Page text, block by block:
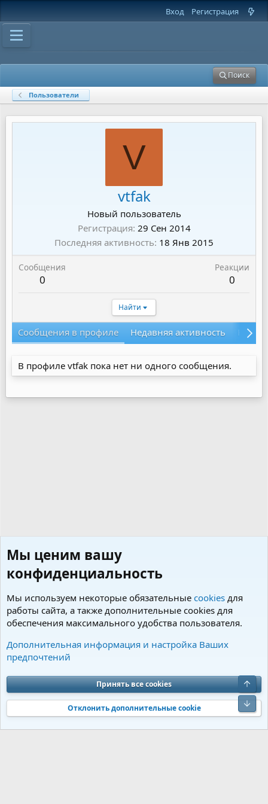
Вход Регистрация
Поиск
Пользователи
V
vtfak
Новый пользователь
Регистрация 29 Сен 2014
Последняя активность 18 Янв 2015
Сообщения
0
Реакции
0
Найти
Сообщения в профиле Недавняя активность
В профиле vtfak пока нет ни одного сообщения.
Пользователи
Cookies Charm by DCom
Обратная связь
Условия и правила
Политика конфиденциальности
Помощь
S
S
Community platform by XenForo® © 2010-2026 XenForo Ltd. Перевод от
Jumuro®|Media embeds via s9e/MediaSites
Мы ценим вашу
конфиденциальность
Мы используем некоторые обязательные cookies для
работы сайта, а также дополнительные cookies для
обеспечения максимального удобства пользователя.
Дополнительная информация и настройка Ваших
предпочтений
Принять все cookies
Отклонить дополнительные cookie
Верх
Низ